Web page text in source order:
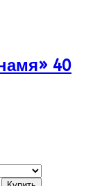
40